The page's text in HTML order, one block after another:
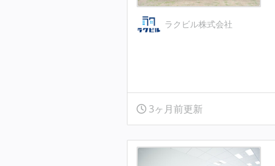
ラクビル株式会社
3ヶ月前更新